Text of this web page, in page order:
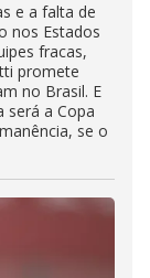
e a falta de
nos Estados
fracas,
promete
no Brasil. E
será a Copa
se o